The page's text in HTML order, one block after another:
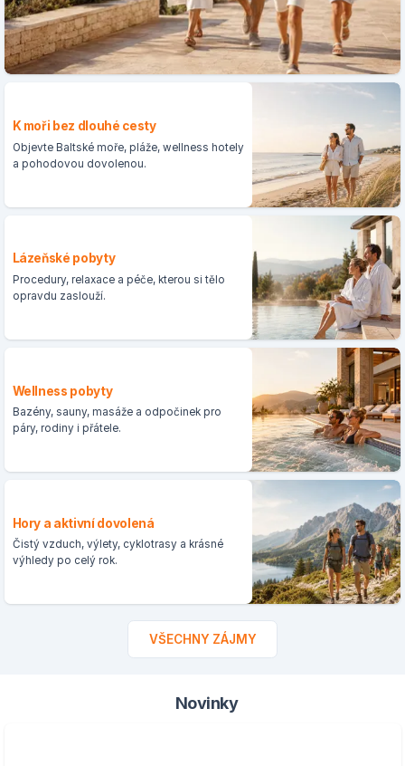
K moři bez dlouhé cesty
Objevte Baltské moře, pláže, wellness hotely
a pohodovou dovolenou.
Lázeňské pobyty
Procedury, relaxace a péče, kterou si tělo
opravdu zaslouží.
Wellness pobyty
Bazény, sauny, masáže a odpočinek pro
páry, rodiny i přátele.
Hory a aktivní dovolená
Čistý vzduch, výlety, cyklotrasy a krásné
výhledy po celý rok.
VŠECHNY ZÁJMY
Novinky